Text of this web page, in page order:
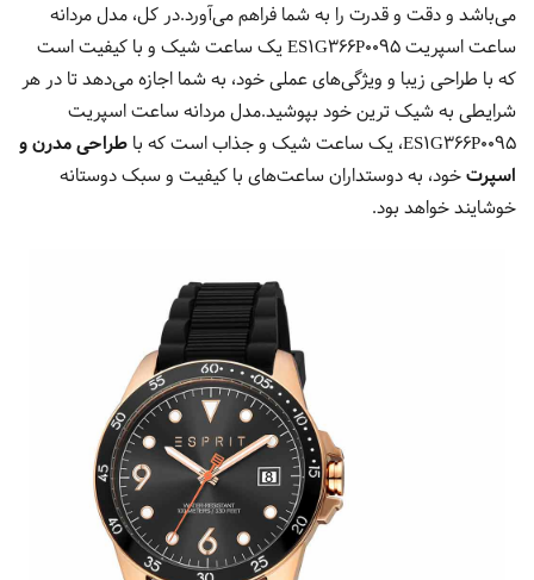
می‌باشد و دقت و قدرت را به شما فراهم می‌آورد.در کل، مدل مردانه
ساعت اسپریت ES1G366P0095 یک ساعت شیک و با کیفیت است
که با طراحی زیبا و ویژگی‌های عملی خود، به شما اجازه می‌دهد تا در هر
شرایطی به شیک ترین خود بپوشید.مدل مردانه ساعت اسپریت
ES1G366P0095، یک ساعت شیک و جذاب است که با
طراحی مدرن و
اسپرتخود، به دوستداران ساعت‌های با کیفیت و سبک دوستانه
خوشایند خواهد بود.